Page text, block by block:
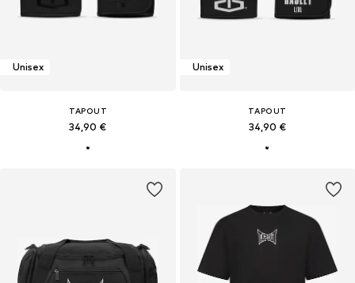
Unisex
TAPOUT
34,90 €
Unisex
TAPOUT
34,90 €